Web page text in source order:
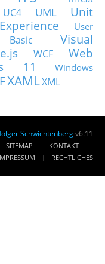
UC4 UML
Unit
User
Visual
WCF
Web
11
Windows
XAMLXML
Schwichtenbergv6.11
SITEMAP
KONTAKT
RECHTLICHES